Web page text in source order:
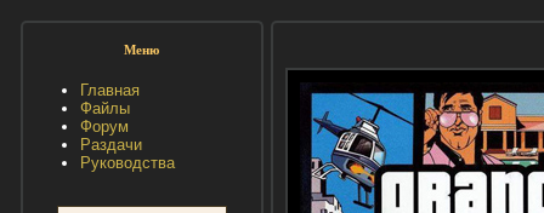
Меню
Главная
Файлы
Форум
Раздачи
Руководства